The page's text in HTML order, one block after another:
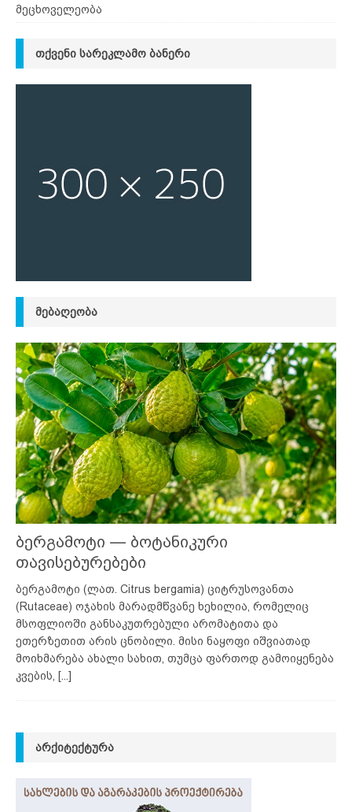
მეცხოველეობა
ᲗᲥᲕᲔᲜᲘ ᲡᲐᲠᲔᲙᲚᲐᲛᲝ ᲑᲐᲜᲔᲠᲘ
ᲛᲔᲑᲐᲦᲔᲝᲑᲐ
ბერგამოტი — ბოტანიკური
თავისებურებები
ბერგამოტი (ლათ. Citrus bergamia) ციტრუსოვანთა
(Rutaceae) ოჯახის მარადმწვანე ხეხილია, რომელიც
მსოფლიოში განსაკუთრებული არომატითა და
ეთერზეთით არის ცნობილი. მისი ნაყოფი იშვიათად
მოიხმარება ახალი სახით, თუმცა ფართოდ გამოიყენება
კვების,
[...]
ᲐᲠᲥᲘᲢᲔᲥᲢᲣᲠᲐ